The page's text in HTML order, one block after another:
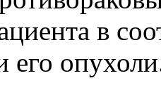
в
его